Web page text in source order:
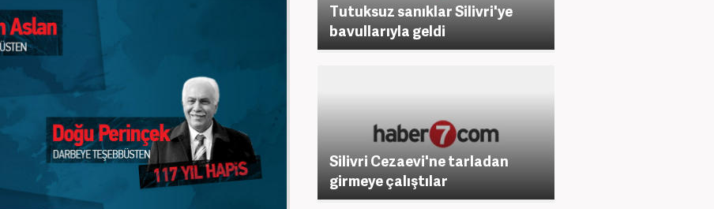
Tutuksuz sanıklar Silivri'ye
bavullarıyla geldi
Silivri Cezaevi'ne tarladan
girmeye çalıştılar